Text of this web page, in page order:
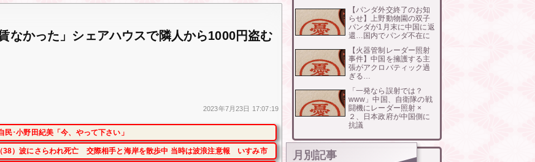
なかった」シェアハウスで隣人から1000円盗む
2023年7月23日 17:07:19
･小野田紀美「今、やって下さい」
38）波にさらわれ死亡 交際相手と海岸を散歩中 当時は波浪注意報 いすみ市
【パンダ外交終了のお知
らせ】上野動物園の双子
パンダが1月末に中国に返
還…国内でパンダ不在に
【火器管制レーダー照射
事件】中国を擁護する主
張がアクロバティック過
ぎる…
「一発なら誤射では？
www」中国、自衛隊の戦
闘機にレーダー照射 ×
２、日本政府が中国側に
抗議
月別記事